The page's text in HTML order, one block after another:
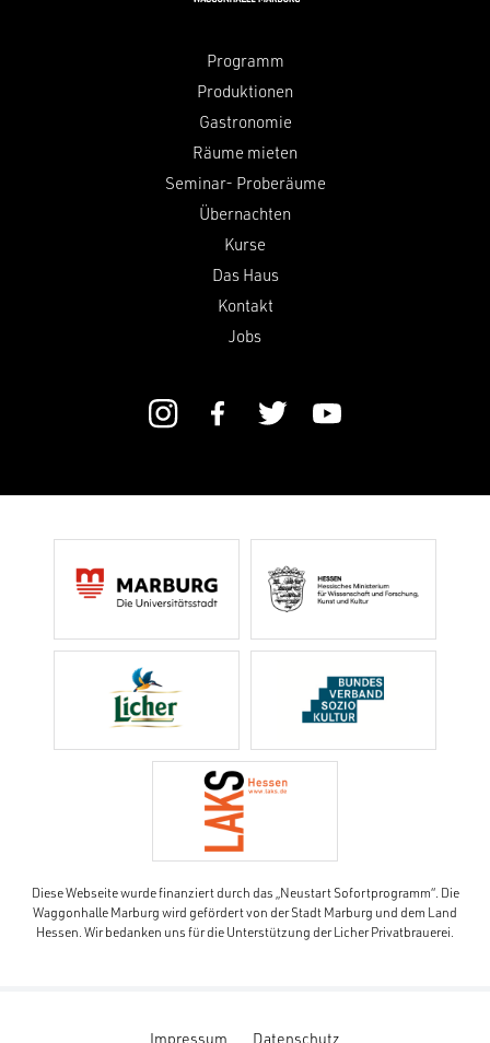
Programm
Produktionen
Gastronomie
Räume mieten
Seminar- Proberäume
Übernachten
Kurse
Das Haus
Kontakt
Jobs
Diese Webseite wurde finanziert durch das „Neustart Sofortprogramm“. Die
Waggonhalle Marburg wird gefördert von der Stadt Marburg und dem Land
Hessen. Wir bedanken uns für die Unterstützung der Licher Privatbrauerei.
Impressum Datenschutz